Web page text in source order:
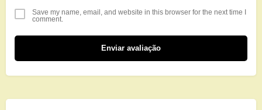
Save my name, email, and website in this browser for the next time I
comment.
Enviar avaliação